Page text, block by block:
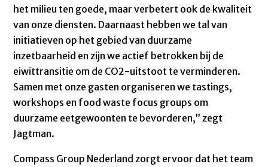
het milieu ten goede, maar verbetert ook de kwaliteit
van onze diensten. Daarnaast hebben we tal van
initiatieven op het gebied van duurzame
inzetbaarheid en zijn we actief betrokken bij de
eiwittransitie om de CO2-uitstoot te verminderen.
Samen met onze gasten organiseren we tastings,
workshops en food waste focus groups om
duurzame eetgewoonten te bevorderen,” zegt
Jagtman.
Compass Group Nederland zorgt ervoor dat het team